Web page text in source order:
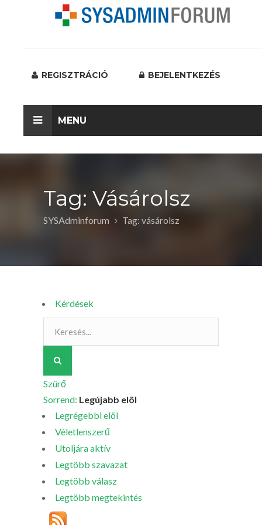
REGISZTRÁCIÓ BEJELENTKEZÉS
MENU
Tag: Vásárolsz
SYSAdminforum Tag: vásárolsz
Kérdések
Szürő
Sorrend: Legújabb elöl
Legrégebbi elöl
Véletlenszerű
Utoljára aktív
Legtöbb szavazat
Legtöbb válasz
Legtöbb megtekintés